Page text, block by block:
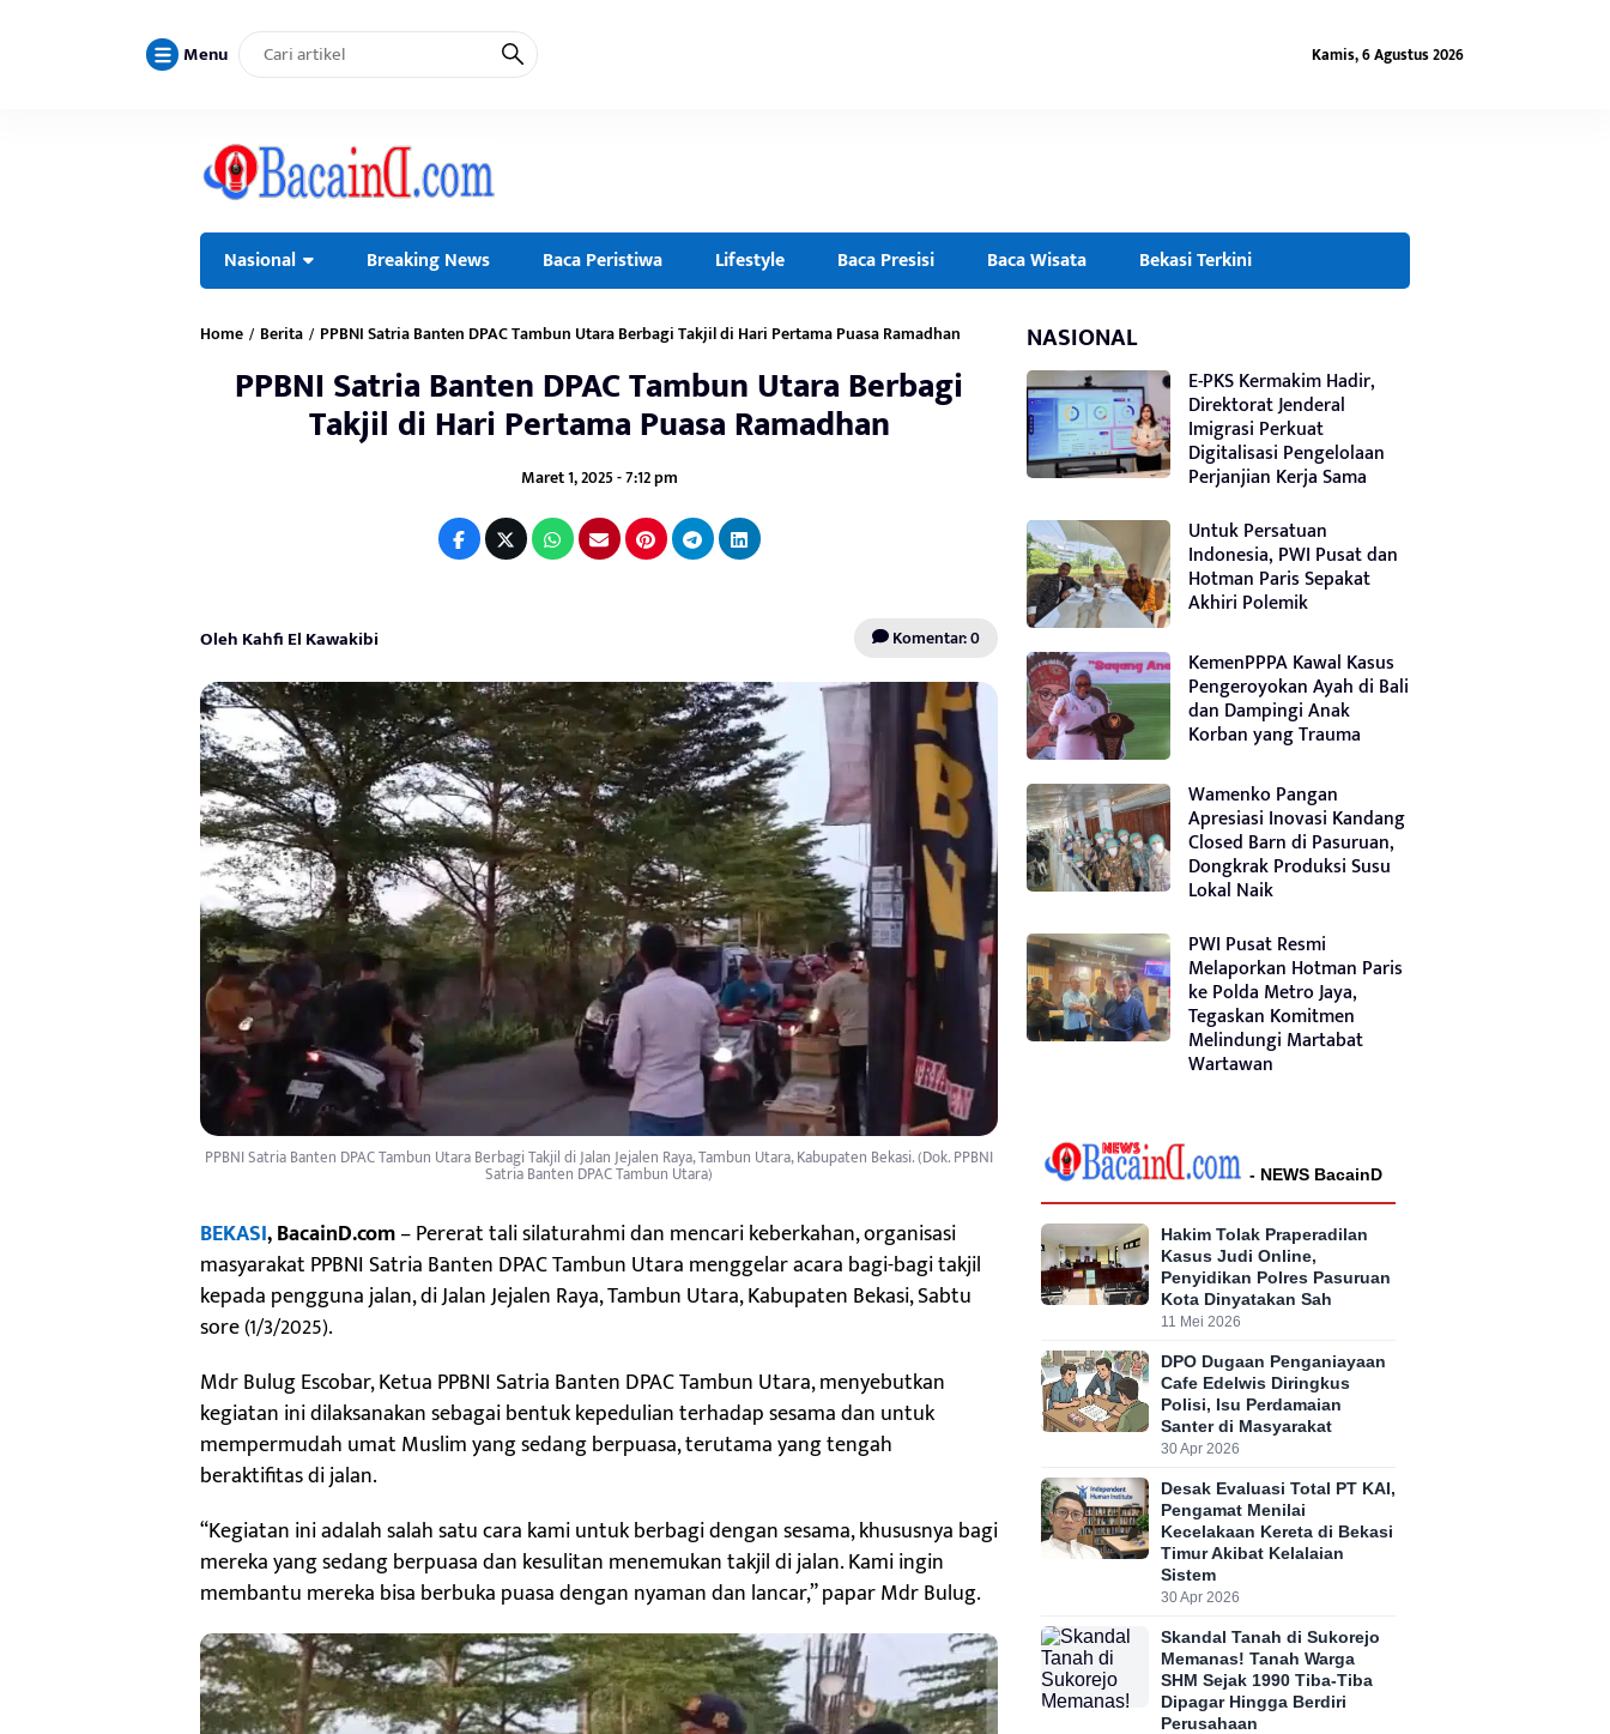
Menu Kamis, 6 Agustus 2026
Nasional Breaking News Baca Peristiwa Lifestyle Baca Presisi Baca Wisata Bekasi Terkini
Home / Berita / PPBNI Satria Banten DPAC Tambun Utara Berbagi Takjil di Hari Pertama Puasa Ramadhan
PPBNI Satria Banten DPAC Tambun Utara Berbagi
Takjil di Hari Pertama Puasa Ramadhan
Maret 1, 2025 - 7:12 pm
Oleh Kahfi El Kawakibi Komentar: 0
PPBNI Satria Banten DPAC Tambun Utara Berbagi Takjil di Jalan Jejalen Raya, Tambun Utara, Kabupaten Bekasi. (Dok. PPBNI
Satria Banten DPAC Tambun Utara)
BEKASI, BacainD.com– Pererat tali silaturahmi dan mencari keberkahan, organisasi
masyarakat PPBNI Satria Banten DPAC Tambun Utara menggelar acara bagi-bagi takjil
kepada pengguna jalan, di Jalan Jejalen Raya, Tambun Utara, Kabupaten Bekasi, Sabtu
sore (1/3/2025).
Mdr Bulug Escobar, Ketua PPBNI Satria Banten DPAC Tambun Utara, menyebutkan
kegiatan ini dilaksanakan sebagai bentuk kepedulian terhadap sesama dan untuk
mempermudah umat Muslim yang sedang berpuasa, terutama yang tengah
beraktifitas di jalan.
“Kegiatan ini adalah salah satu cara kami untuk berbagi dengan sesama, khususnya bagi
mereka yang sedang berpuasa dan kesulitan menemukan takjil di jalan. Kami ingin
membantu mereka bisa berbuka puasa dengan nyaman dan lancar,” papar Mdr Bulug.
NASIONAL
E-PKS Kermakim Hadir,
Direktorat Jenderal
Imigrasi Perkuat
Digitalisasi Pengelolaan
Perjanjian Kerja Sama
Untuk Persatuan
Indonesia, PWI Pusat dan
Hotman Paris Sepakat
Akhiri Polemik
KemenPPPA Kawal Kasus
Pengeroyokan Ayah di Bali
dan Dampingi Anak
Korban yang Trauma
Wamenko Pangan
Apresiasi Inovasi Kandang
Closed Barn di Pasuruan,
Dongkrak Produksi Susu
Lokal Naik
PWI Pusat Resmi
Melaporkan Hotman Paris
ke Polda Metro Jaya,
Tegaskan Komitmen
Melindungi Martabat
Wartawan
- NEWS BacainD
Hakim Tolak Praperadilan
Kasus Judi Online,
Penyidikan Polres Pasuruan
Kota Dinyatakan Sah
11 Mei 2026
DPO Dugaan Penganiayaan
Cafe Edelwis Diringkus
Polisi, Isu Perdamaian
Santer di Masyarakat
30 Apr 2026
Desak Evaluasi Total PT KAI,
Pengamat Menilai
Kecelakaan Kereta di Bekasi
Timur Akibat Kelalaian
Sistem
30 Apr 2026
Skandal Tanah di Sukorejo
Memanas! Tanah Warga
SHM Sejak 1990 Tiba-Tiba
Dipagar Hingga Berdiri
Perusahaan